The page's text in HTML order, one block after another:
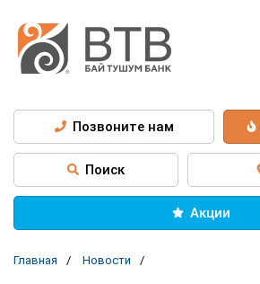
Позвоните нам
Поиск
Акции
Главная Новости